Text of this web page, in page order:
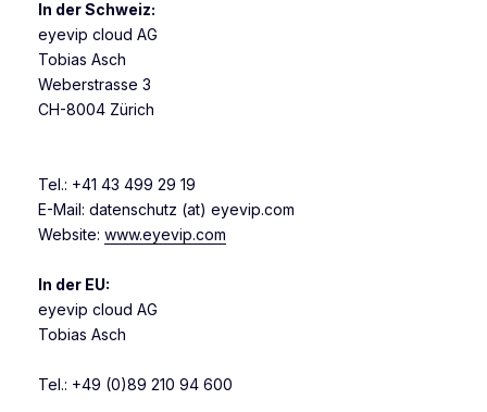
In der Schweiz:
eyevip cloud AG
Tobias Asch
Weberstrasse 3
CH-8004 Zürich
Tel.: +41 43 499 29 19
E-Mail: datenschutz (at) eyevip.com
Website: www.eyevip.com
In der EU:
eyevip cloud AG
Tobias Asch
Tel.: +49 (0)89 210 94 600